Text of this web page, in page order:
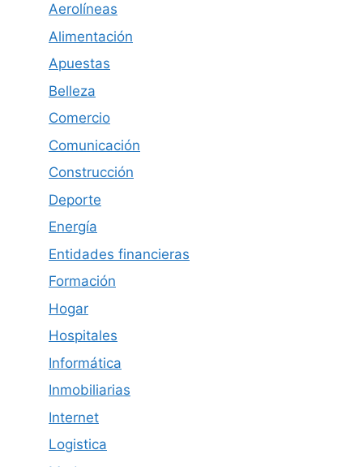
Aerolíneas
Alimentación
Apuestas
Belleza
Comercio
Comunicación
Construcción
Deporte
Energía
Entidades financieras
Formación
Hogar
Hospitales
Informática
Inmobiliarias
Internet
Logistica